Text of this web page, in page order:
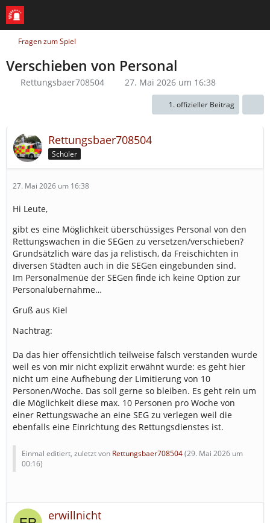
Fragen zum Spiel
Verschieben von Personal
Rettungsbaer708504 27. Mai 2026 um 16:38
1. offizieller Beitrag
Rettungsbaer708504
Schüler
27. Mai 2026 um 16:38
Hi Leute,
gibt es eine Möglichkeit überschüssiges Personal von den
Rettungswachen in die SEGen zu versetzen/verschieben?
Grundsätzlich wäre das ja relistisch, da Freischichten in
diversen Städten auch in die SEGen eingebunden sind.
Im Personalmenüe der SEGen finde ich keine Option zur
Personalübernahme…
Gruß aus Kiel
Nachtrag:
Da das hier offensichtlich teilweise falsch verstanden wurde
weil es von mir nicht explizit erwähnt wurde: es geht hier
nicht um eine Aufhebung der Limitierung von 10
Personen/Woche. Das soll gerne so bleiben. Es geht rein um
die Möglichkeit diese max. 10 Personen pro Woche von
einer Rettungswache an eine SEG zu verlegen weil die
ebenfalls eine Einrichtung des Rettungsdienstes ist.
Einmal editiert, zuletzt von Rettungsbaer708504(29. Mai 2026 um
00:16)
erwillnicht